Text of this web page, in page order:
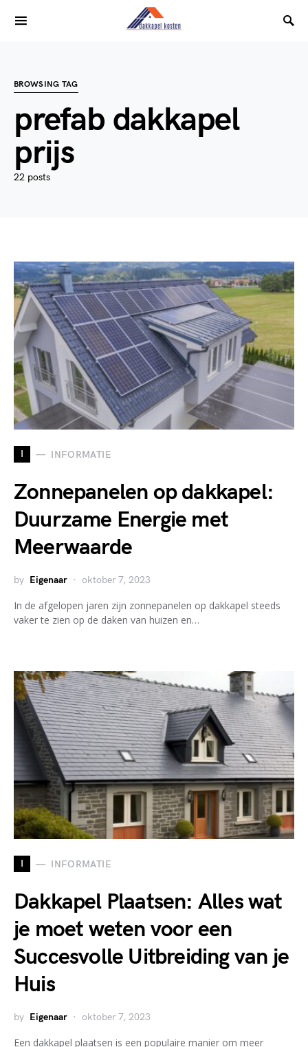
BROWSING TAG
prefab dakkapel
prijs
22 posts
I INFORMATIE
Zonnepanelen op dakkapel:
Duurzame Energie met
Meerwaarde
by Eigenaar oktober 7, 2023
In de afgelopen jaren zijn zonnepanelen op dakkapel steeds
vaker te zien op de daken van huizen en…
I INFORMATIE
Dakkapel Plaatsen: Alles wat
je moet weten voor een
Succesvolle Uitbreiding van je
Huis
by Eigenaar oktober 7, 2023
Een dakkapel plaatsen is een populaire manier om meer